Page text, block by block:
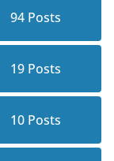
94Posts
19Posts
10Posts